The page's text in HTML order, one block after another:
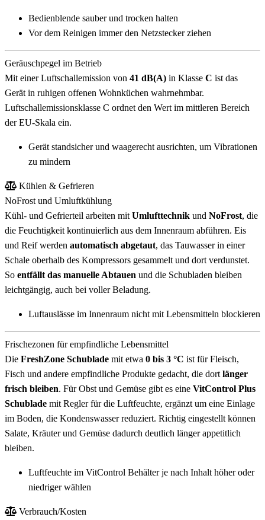
Bedienblende sauber und trocken halten
Vor dem Reinigen immer den Netzstecker ziehen
Geräuschpegel im Betrieb
Mit einer Luftschallemission von 41 dB(A) in Klasse C ist das
Gerät in ruhigen offenen Wohnküchen wahrnehmbar.
Luftschallemissionsklasse C ordnet den Wert im mittleren Bereich
der EU-Skala ein.
Gerät standsicher und waagerecht ausrichten, um Vibrationen
zu mindern
Kühlen & Gefrieren
NoFrost und Umluftkühlung
Kühl- und Gefrierteil arbeiten mit Umlufttechnik und NoFrost, die
die Feuchtigkeit kontinuierlich aus dem Innenraum abführen. Eis
und Reif werden automatisch abgetaut, das Tauwasser in einer
Schale oberhalb des Kompressors gesammelt und dort verdunstet.
So entfällt das manuelle Abtauen und die Schubladen bleiben
leichtgängig, auch bei voller Beladung.
Luftauslässe im Innenraum nicht mit Lebensmitteln blockieren
Frischezonen für empfindliche Lebensmittel
Die FreshZone Schublade mit etwa 0 bis 3 °C ist für Fleisch,
Fisch und andere empfindliche Produkte gedacht, die dort länger
frisch bleiben. Für Obst und Gemüse gibt es eine VitControl Plus
Schublade mit Regler für die Luftfeuchte, ergänzt um eine Einlage
im Boden, die Kondenswasser reduziert. Richtig eingestellt können
Salate, Kräuter und Gemüse dadurch deutlich länger appetitlich
bleiben.
Luftfeuchte im VitControl Behälter je nach Inhalt höher oder
niedriger wählen
Verbrauch/Kosten